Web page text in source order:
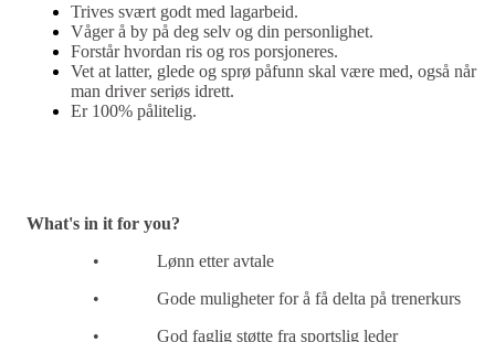
Trives svært godt med lagarbeid.
Våger å by på deg selv og din personlighet.
Forstår hvordan ris og ros porsjoneres.
Vet at latter, glede og sprø påfunn skal være med, også når
man driver seriøs idrett.
Er 100% pålitelig.
What's in it for you?
• Lønn etter avtale
• Gode muligheter for å få delta på trenerkurs
• God faglig støtte fra sportslig leder